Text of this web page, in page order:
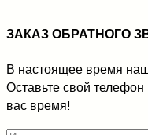
ЗАКАЗ ОБРАТНОГО
В настоящее время
Оставьте свой
вас время!